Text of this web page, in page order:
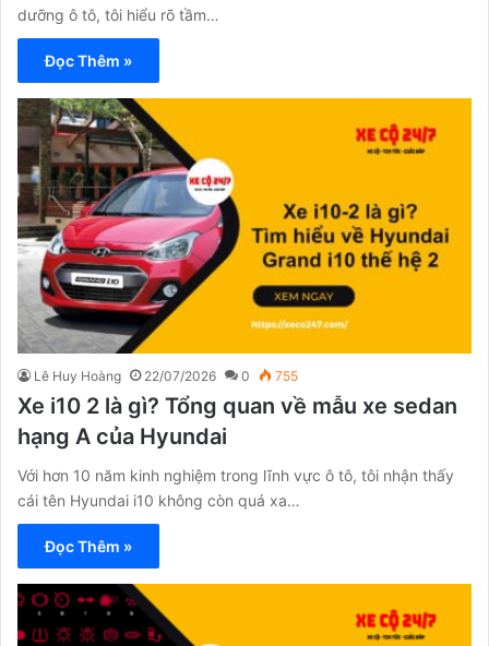
dưỡng ô tô, tôi hiểu rõ tầm…
Đọc Thêm »
Lê Huy Hoàng 22/07/2026 0 755
Xe i10 2 là gì? Tổng quan về mẫu xe sedan
hạng A của Hyundai
Với hơn 10 năm kinh nghiệm trong lĩnh vực ô tô, tôi nhận thấy
cái tên Hyundai i10 không còn quá xa…
Đọc Thêm »